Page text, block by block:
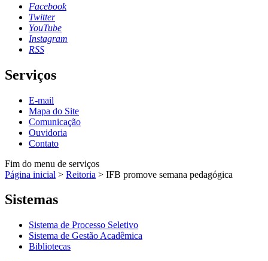
Facebook
Twitter
YouTube
Instagram
RSS
Serviços
E-mail
Mapa do Site
Comunicação
Ouvidoria
Contato
Fim do menu de serviços
Página inicial > Reitoria > IFB promove semana pedagógica
Sistemas
Sistema de Processo Seletivo
Sistema de Gestão Acadêmica
Bibliotecas